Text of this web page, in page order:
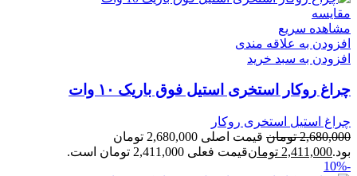
مقایسه
مشاهده سریع
افزودن به علاقه مندی
افزودن به سبد خرید
چراغ روکار استخری استیل فوق باریک ۱۰ وات
چراغ استیل استخری روکار
2,680,000 تومان
قیمت اصلی 2,680,000 تومان
بود.2,411,000 تومانقیمت فعلی 2,411,000 تومان است.
-10%